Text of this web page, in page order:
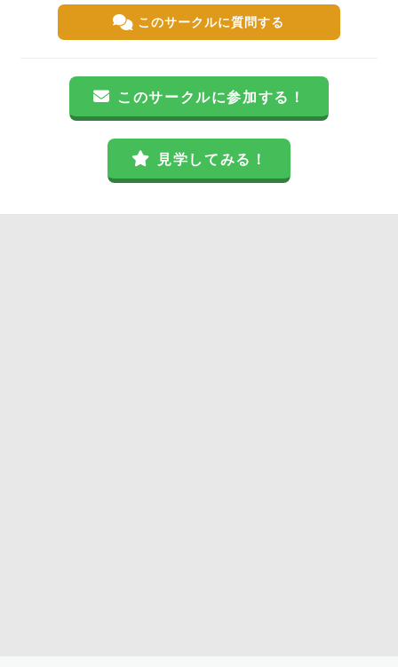
このサークルに質問する
このサークルに参加する！
見学してみる！